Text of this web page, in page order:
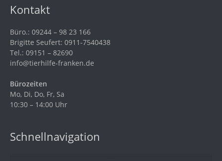
Kontakt
Büro.: 09244 – 98 23 166
Brigitte Seufert: 0911-7540438
Tel.: 09151 – 82690
info@tierhilfe-franken.de
Bürozeiten
Mo, Di, Do, Fr, Sa
10:30 – 14:00 Uhr
Schnellnavigation